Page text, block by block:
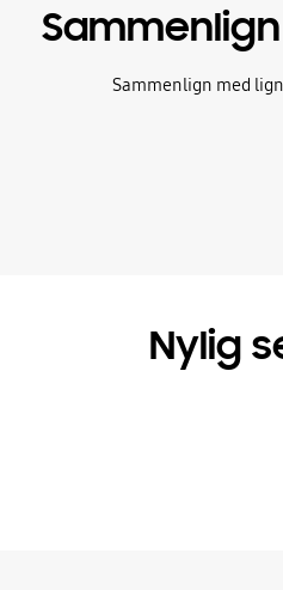
Sammenlign med
Nylig